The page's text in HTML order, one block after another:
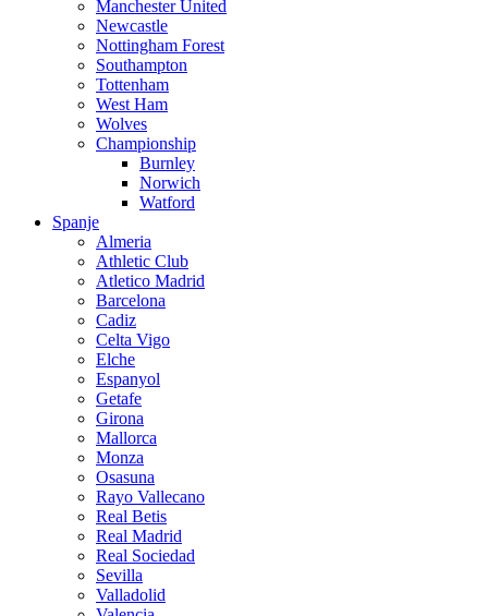
Manchester United
Newcastle
Nottingham Forest
Southampton
Tottenham
West Ham
Wolves
Championship
Burnley
Norwich
Watford
Spanje
Almeria
Athletic Club
Atletico Madrid
Barcelona
Cadiz
Celta Vigo
Elche
Espanyol
Getafe
Girona
Mallorca
Monza
Osasuna
Rayo Vallecano
Real Betis
Real Madrid
Real Sociedad
Sevilla
Valladolid